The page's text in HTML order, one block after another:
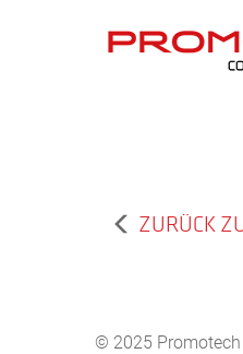
ZURÜCK
© 2025